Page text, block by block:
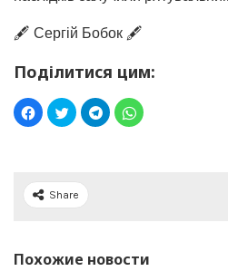
🖋️ Сергій Бобок 🖋️
Поділитися цим:
Share
Похожие новости